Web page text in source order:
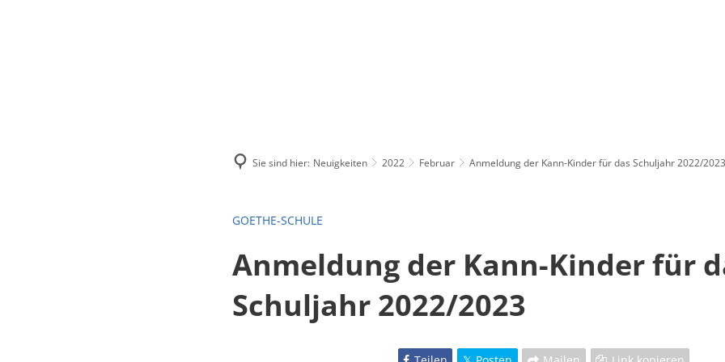
Sie sind hier: Neuigkeiten 2022 Februar Anmeldung der Kann-Kinder für das Schuljahr 2022/2023
GOETHE-SCHULE
Anmeldung der Kann-Kinder für
Schuljahr 2022/2023